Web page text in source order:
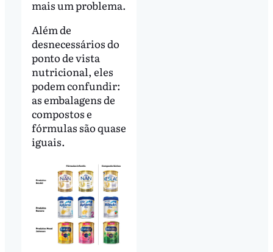
mais um problema.
Além de
desnecessários do
ponto de vista
nutricional, eles
podem confundir:
as embalagens de
compostos e
fórmulas são quase
iguais.